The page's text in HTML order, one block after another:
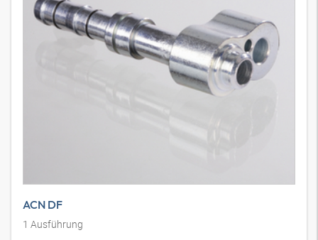
ACN DF
1 Ausführung